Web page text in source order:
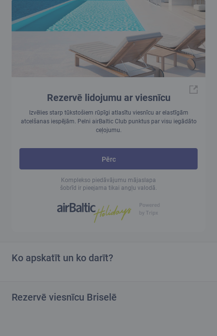
Rezervē lidojumu ar viesnīcu
Izvēlies starp tūkstošiem rūpīgi atlasītu viesnīcu ar elastīgām
atcelšanas iespējām. Pelni airBaltic Club punktus par visu iegādāto
ceļojumu.
Pērc
Komplekso piedāvājumu mājaslapa
šobrīd ir pieejama tikai angļu valodā.
Ko apskatīt un ko darīt?
Rezervē viesnīcu Briselē